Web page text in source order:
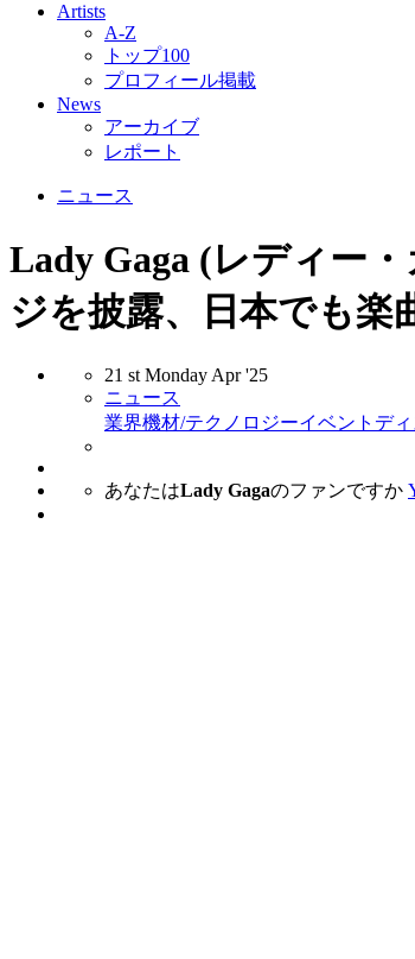
Artists
A-Z
トップ100
プロフィール掲載
News
アーカイブ
レポート
ニュース
Lady Gaga (レディー
ジを披露、日本でも楽
21 st Monday Apr '25
ニュース
業界機材/テクノロジーイベント デ
あなたはLady Gagaのファンですか